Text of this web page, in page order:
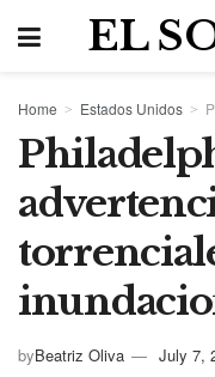
EL
Home Estados Unidos
byBeatriz Oliva July 7,